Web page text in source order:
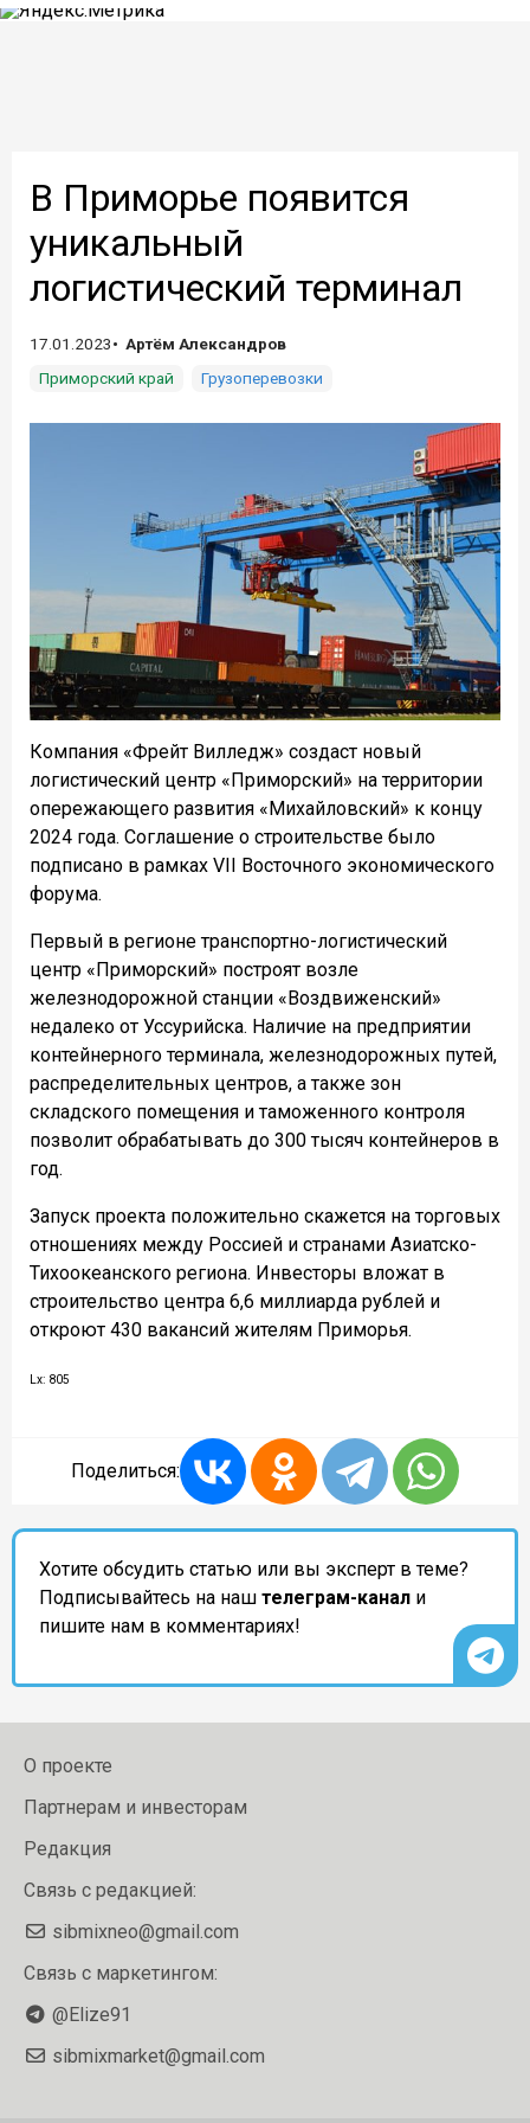
В Приморье появится
уникальный
логистический терминал
17.01.2023
Артём Александров
Приморский край
Грузоперевозки
Компания «Фрейт Вилледж» создаст новый
логистический центр «Приморский» на территории
опережающего развития «Михайловский» к концу
2024 года. Соглашение о строительстве было
подписано в рамках VII Восточного экономического
форума.
Первый в регионе транспортно-логистический
центр «Приморский» построят возле
железнодорожной станции «Воздвиженский»
недалеко от Уссурийска. Наличие на предприятии
контейнерного терминала, железнодорожных путей,
распределительных центров, а также зон
складского помещения и таможенного контроля
позволит обрабатывать до 300 тысяч контейнеров в
год.
Запуск проекта положительно скажется на торговых
отношениях между Россией и странами Азиатско-
Тихоокеанского региона. Инвесторы вложат в
строительство центра 6,6 миллиарда рублей и
откроют 430 вакансий жителям Приморья.
Lx: 805
Поделиться:
Хотите обсудить статью или вы эксперт в теме?
Подписывайтесь на наш телеграм-канал и
пишите нам в комментариях!
О проекте
Партнерам и инвесторам
Редакция
Связь с редакцией:
sibmixneo@gmail.com
Связь с маркетингом:
@Elize91
sibmixmarket@gmail.com